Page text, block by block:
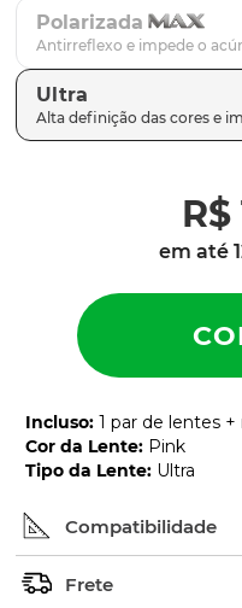
Polarizada
Ultra
R$
em até
Incluso: 1 par de lentes
Cor da Lente: Pink
Tipo da Lente: Ultra
Compatibilidade
Procure pelo nome
Frete